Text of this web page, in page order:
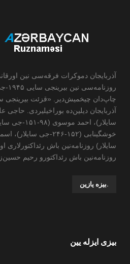
آذربایجان دموکرات فرقه‌سی نین اورقانی
چاپ‌دان چیخمیش‌دیر. «قزئت بیرینجی
سایلار)، احمد
سایلار) روزنامه‌نین باش رئداکتورلاری
روزنامه‌نین باش رئداکتورو رحیم
.بیزه یازین
بیزی ایزله یین